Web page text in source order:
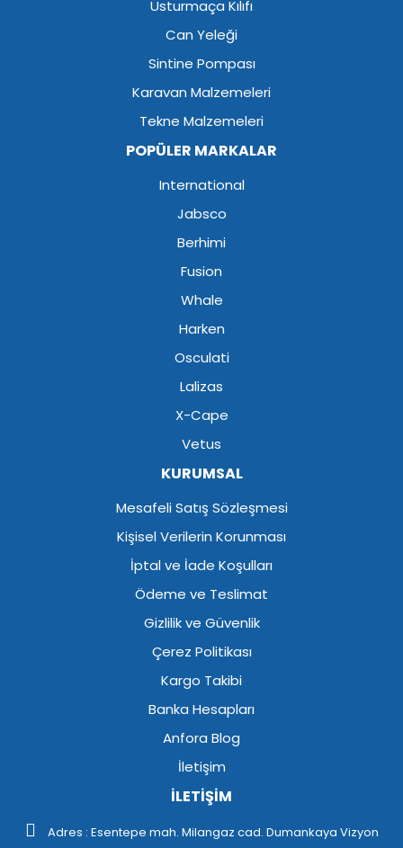
Usturmaça Kılıfı
Can Yeleği
Sintine Pompası
Karavan Malzemeleri
Tekne Malzemeleri
POPÜLER MARKALAR
International
Jabsco
Berhimi
Fusion
Whale
Harken
Osculati
Lalizas
X-Cape
Vetus
KURUMSAL
Mesafeli Satış Sözleşmesi
Kişisel Verilerin Korunması
İptal ve İade Koşulları
Ödeme ve Teslimat
Gizlilik ve Güvenlik
Çerez Politikası
Kargo Takibi
Banka Hesapları
Anfora Blog
İletişim
İLETİŞİM
Adres : Esentepe mah. Milangaz cad. Dumankaya Vizyon